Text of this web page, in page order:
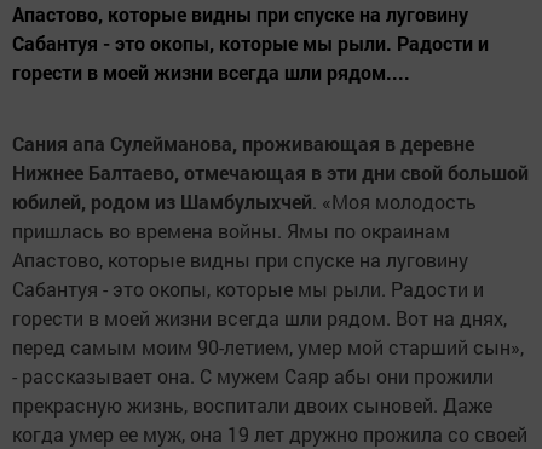
Апастово, которые видны при спуске на луговину
Сабантуя - это окопы, которые мы рыли. Радости и
горести в моей жизни всегда шли рядом....
Сания апа Сулейманова, проживающая в деревне
Нижнее Балтаево, отмечающая в эти дни свой большой
юбилей, родом из Шамбулыхчей. «Моя молодость
пришлась во времена войны. Ямы по окраинам
Апастово, которые видны при спуске на луговину
Сабантуя - это окопы, которые мы рыли. Радости и
горести в моей жизни всегда шли рядом. Вот на днях,
перед самым моим 90-летием, умер мой старший сын»,
- рассказывает она. С мужем Саяр абы они прожили
прекрасную жизнь, воспитали двоих сыновей. Даже
когда умер ее муж, она 19 лет дружно прожила со своей